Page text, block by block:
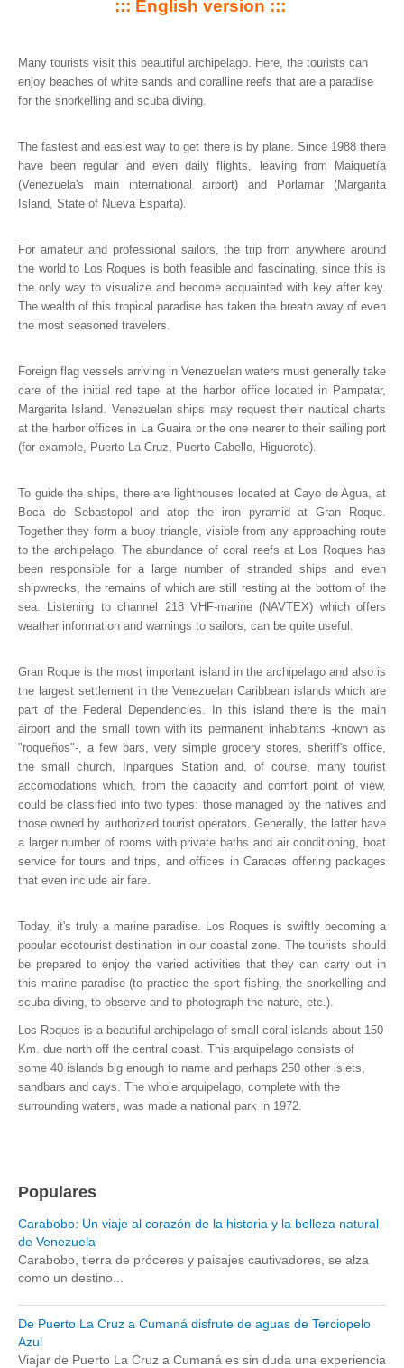
::: English version :::
Many tourists visit this beautiful archipelago. Here, the tourists can
enjoy beaches of white sands and coralline reefs that are a paradise
for the snorkelling and scuba diving.
The fastest and easiest way to get there is by plane. Since 1988 there
have been regular and even daily flights, leaving from Maiquetía
(Venezuela's main international airport) and Porlamar (Margarita
Island, State of Nueva Esparta).
For amateur and professional sailors, the trip from anywhere around
the world to Los Roques is both feasible and fascinating, since this is
the only way to visualize and become acquainted with key after key.
The wealth of this tropical paradise has taken the breath away of even
the most seasoned travelers.
Foreign flag vessels arriving in Venezuelan waters must generally take
care of the initial red tape at the harbor office located in Pampatar,
Margarita Island. Venezuelan ships may request their nautical charts
at the harbor offices in La Guaira or the one nearer to their sailing port
(for example, Puerto La Cruz, Puerto Cabello, Higuerote).
To guide the ships, there are lighthouses located at Cayo de Agua, at
Boca de Sebastopol and atop the iron pyramid at Gran Roque.
Together they form a buoy triangle, visible from any approaching route
to the archipelago. The abundance of coral reefs at Los Roques has
been responsible for a large number of stranded ships and even
shipwrecks, the remains of which are still resting at the bottom of the
sea. Listening to channel 218 VHF-marine (NAVTEX) which offers
weather information and warnings to sailors, can be quite useful.
Gran Roque is the most important island in the archipelago and also is
the largest settlement in the Venezuelan Caribbean islands which are
part of the Federal Dependencies. In this island there is the main
airport and the small town with its permanent inhabitants -known as
"roqueños"-, a few bars, very simple grocery stores, sheriff's office,
the small church, Inparques Station and, of course, many tourist
accomodations which, from the capacity and comfort point of view,
could be classified into two types: those managed by the natives and
those owned by authorized tourist operators. Generally, the latter have
a larger number of rooms with private baths and air conditioning, boat
service for tours and trips, and offices in Caracas offering packages
that even include air fare.
Today, it's truly a marine paradise. Los Roques is swiftly becoming a
popular ecotourist destination in our coastal zone. The tourists should
be prepared to enjoy the varied activities that they can carry out in
this marine paradise (to practice the sport fishing, the snorkelling and
scuba diving, to observe and to photograph the nature, etc.).
Los Roques is a beautiful archipelago of small coral islands about 150
Km. due north off the central coast. This arquipelago consists of
some 40 islands big enough to name and perhaps 250 other islets,
sandbars and cays. The whole arquipelago, complete with the
surrounding waters, was made a national park in 1972.
Populares
Carabobo: Un viaje al corazón de la historia y la belleza natural
de Venezuela
Carabobo, tierra de próceres y paisajes cautivadores, se alza
como un destino...
De Puerto La Cruz a Cumaná disfrute de aguas de Terciopelo
Azul
Viajar de Puerto La Cruz a Cumaná es sin duda una experiencia